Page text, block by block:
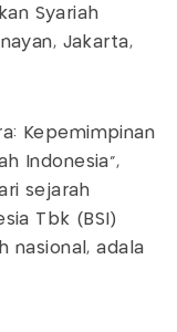
Syariah
Jakarta,
Kepemimpinan
Indonesia”,
sejarah
Tbk (BSI)
nasional, adala